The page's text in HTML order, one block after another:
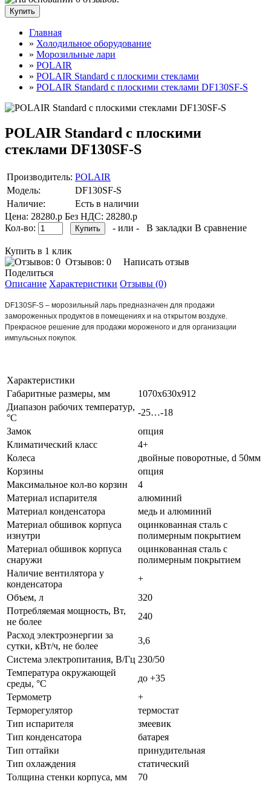
Главная
» Холодильное оборудование
» Морозильные лари
» POLAIR
» POLAIR Standard c плоскими стеклами
» POLAIR Standard с плоскими стеклами DF130SF-S
POLAIR Standard с плоскими
стеклами DF130SF-S
Производитель: POLAIR
Модель:
DF130SF-S
Наличие:
Есть в наличии
Цена: 28280.р Без НДС: 28280.р
Кол-во:
- или - В закладки В сравнение
Купить в 1 клик
Отзывов: 0
Написать отзыв
Поделиться
Описание Характеристики Отзывы (0)
DF130SF-S – морозильный ларь предназначен для продажи
замороженных продуктов в помещениях и на открытом воздухе.
Прекрасное решение для продажи мороженого и для организации
импульсных покупок.
Характеристики
Габаритные размеры, мм
1070x630x912
Диапазон рабочих температур,
°C
-25…-18
Замок
опция
Климатический класс
4+
Колеса
двойные поворотные, d 50мм
Корзины
опция
Максимальное кол-во корзин
4
Материал испарителя
алюминий
Материал конденсатора
медь и алюминий
Материал обшивок корпуса
изнутри
оцинкованная сталь с
полимерным покрытием
Материал обшивок корпуса
снаружи
оцинкованная сталь с
полимерным покрытием
Наличие вентилятора у
конденсатора
+
Объем, л
320
Потребляемая мощность, Вт,
не более
240
Расход электроэнергии за
сутки, кВт/ч, не более
3,6
Система электропитания, В/Гц 230/50
Температура окружающей
среды, °С
до +35
Термометр
+
Терморегулятор
термостат
Тип испарителя
змеевик
Тип конденсатора
батарея
Тип оттайки
принудительная
Тип охлаждения
статический
Толщина стенки корпуса, мм
70